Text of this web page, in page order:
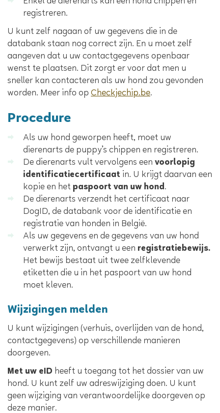
registreren.
U kunt zelf nagaan of uw gegevens die in de
databank staan nog correct zijn. En u moet zelf
aangeven dat u uw contactgegevens openbaar
wenst te plaatsen. Dit zorgt er voor dat men u
sneller kan contacteren als uw hond zou gevonden
worden. Meer info op Checkjechip.be.
Procedure
Als uw hond geworpen heeft, moet uw
dierenarts de puppy’s chippen en registreren.
De dierenarts vult vervolgens een voorlopig
identificatiecertificaat in. U krijgt daarvan een
kopie en het paspoort van uw hond.
De dierenarts verzendt het certificaat naar
DogID, de databank voor de identificatie en
registratie van honden in België.
Als uw gegevens en de gegevens van uw hond
verwerkt zijn, ontvangt u een registratiebewijs.
Het bewijs bestaat uit twee zelfklevende
etiketten die u in het paspoort van uw hond
moet kleven.
Wijzigingen melden
U kunt wijzigingen (verhuis, overlijden van de hond,
contactgegevens) op verschillende manieren
doorgeven.
Met uw eID heeft u toegang tot het dossier van uw
hond. U kunt zelf uw adreswijziging doen. U kunt
geen wijziging van verantwoordelijke doorgeven op
deze manier.